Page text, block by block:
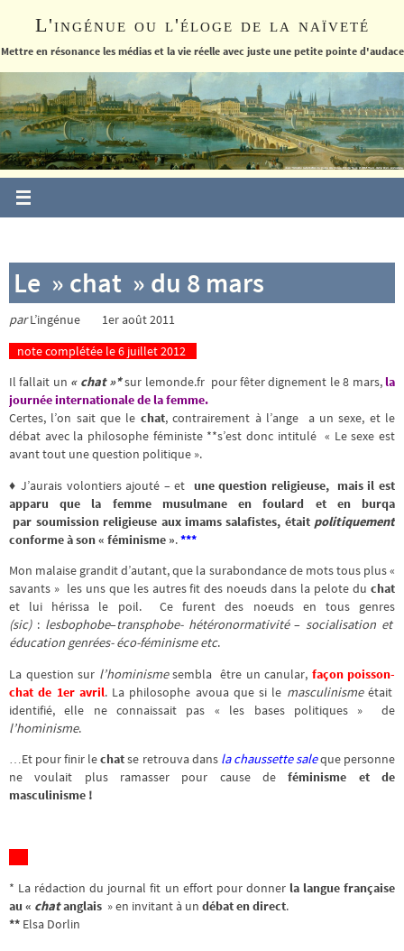
le
L'ingénue ou l'éloge de la naïveté
Mettre en résonance les médias et la vie réelle avec juste une petite pointe d'audace
Le » chat » du 8 mars
parL’ingénue 1er août 2011
note complétée le 6 juillet 2012
Il fallait un « chat »*sur lemonde.fr pour fêter dignement le 8 mars,la
journée internationale de la femme.
Certes, l’on sait que le chat, contrairement à l’ange a un sexe, et le
débat avec la philosophe féministe **s’est donc intitulé « Le sexe est
avant tout une question politique ».
♦ J’aurais volontiers ajouté – et une question religieuse, mais il est
apparu que la femme musulmane en foulard et en burqa
par soumission religieuse aux imams salafistes, était politiquement
conforme à son « féminisme ».***
Mon malaise grandit d’autant, que la surabondance de mots tous plus «
savants » les uns que les autres fit des noeuds dans la pelote du chat
et lui hérissa le poil. Ce furent des noeuds en tous genres
(sic):lesbophobe–transphobe- hétéronormativité– socialisation et
éducation genrées- éco-féminisme etc.
La question sur l’hominismesembla être un canular, façon poisson-
chat de 1er avril. La philosophe avoua que si le masculinismeétait
identifié, elle ne connaissait pas « les bases politiques » de
l’hominisme.
…Et pour finir lechatse retrouva dans la chaussette saleque personne
ne voulait plus ramasser pour cause de féminisme et de
masculinisme !
* La rédaction du journal fit un effort pour donnerla langue française
au « chatanglais » en invitant à un débat en direct.
** Elsa Dorlin